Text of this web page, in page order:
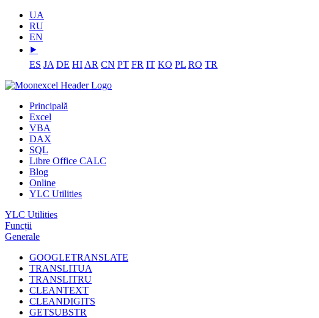
UA
RU
EN
⯈
ES JA DE HI AR CN PT FR IT KO PL RO TR
Principală
Excel
VBA
DAX
SQL
Libre Office CALC
Blog
Online
YLC Utilities
YLC Utilities
Funcții
Generale
GOOGLETRANSLATE
TRANSLITUA
TRANSLITRU
CLEANTEXT
CLEANDIGITS
GETSUBSTR